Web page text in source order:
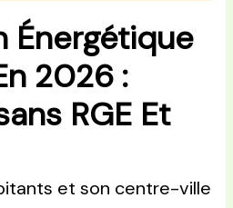
Énergétique
2026 :
RGE Et
et son centre-ville